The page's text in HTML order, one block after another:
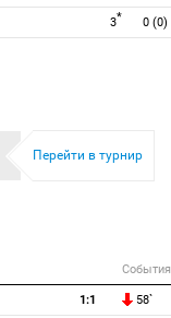
3* 0 (0)
Перейти в турнир
События
1:1 58`